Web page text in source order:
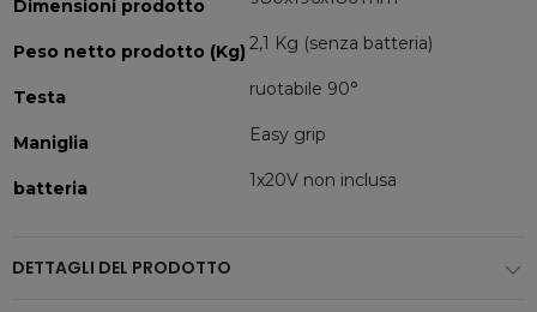
Dimensioni prodotto
Peso netto prodotto (Kg)2,1 Kg (senza batteria)
Testa ruotabile 90°
Maniglia Easy grip
batteria 1x20V non inclusa
DETTAGLI DEL PRODOTTO